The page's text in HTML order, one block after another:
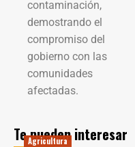
contaminación,
demostrando el
compromiso del
gobierno con las
comunidades
afectadas.
Te pueden interesar
Agricultura